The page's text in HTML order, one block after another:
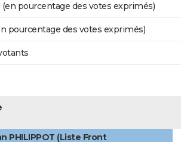
(en pourcentage des votes exprimés)
pourcentage des votes exprimés)
PHILIPPOT (Liste Front